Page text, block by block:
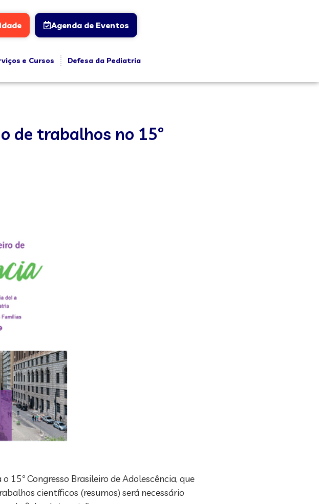
Agenda de Eventos
e Cursos
Defesa da Pediatria
de trabalhos no 15º
Congresso Brasileiro de Adolescência, que
científicos (resumos) será necessário